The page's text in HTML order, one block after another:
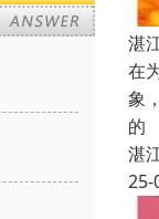
湛
在
象
的
湛
25-